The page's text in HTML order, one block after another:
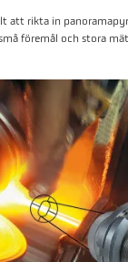
att rikta in
föremål och stora